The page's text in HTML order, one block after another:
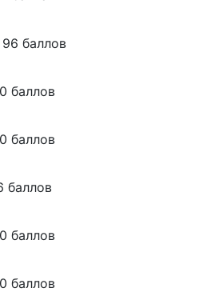
баллов
баллов
баллов
баллов
баллов
баллов